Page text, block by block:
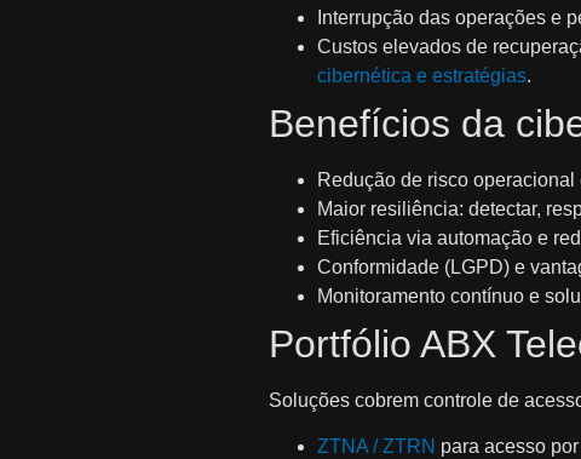
Interrupção das operações e
Custos elevados de
cibernética e estratégias.
Benefícios da
Redução de risco
Maior resiliência: detectar,
Eficiência via automação e
Conformidade (LGPD) e
Monitoramento contínuo e
Portfólio ABX
Soluções cobrem controle de
ZTNA / ZTRN para acesso